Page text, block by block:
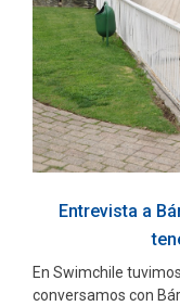
Entrevista a
En Swimchile
conversamos con